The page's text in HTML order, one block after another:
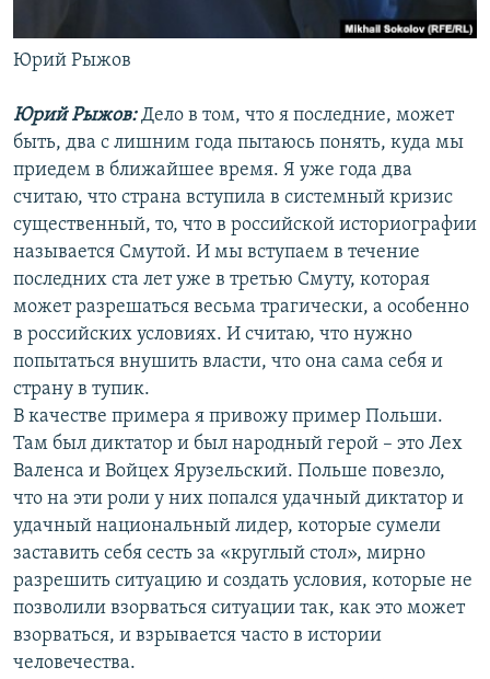
Юрий Рыжов
Юрий Рыжов:Дело в том, что я последние, может
быть, два с лишним года пытаюсь понять, куда мы
приедем в ближайшее время. Я уже года два
считаю, что страна вступила в системный кризис
существенный, то, что в российской историографии
называется Смутой. И мы вступаем в течение
последних ста лет уже в третью Смуту, которая
может разрешаться весьма трагически, а особенно
в российских условиях. И считаю, что нужно
попытаться внушить власти, что она сама себя и
страну в тупик.
В качестве примера я привожу пример Польши.
Там был диктатор и был народный герой – это Лех
Валенса и Войцех Ярузельский. Польше повезло,
что на эти роли у них попался удачный диктатор и
удачный национальный лидер, которые сумели
заставить себя сесть за «круглый стол», мирно
разрешить ситуацию и создать условия, которые не
позволили взорваться ситуации так, как это может
взорваться, и взрывается часто в истории
человечества.